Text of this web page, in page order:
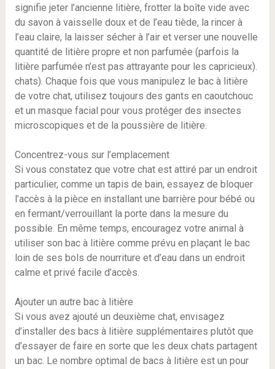
signifie jeter l’ancienne litière, frotter la boîte vide avec
du savon à vaisselle doux et de l’eau tiède, la rincer à
l’eau claire, la laisser sécher à l’air et verser une nouvelle
quantité de litière propre et non parfumée (parfois la
litière parfumée n’est pas attrayante pour les capricieux).
chats). Chaque fois que vous manipulez le bac à litière
de votre chat, utilisez toujours des gants en caoutchouc
et un masque facial pour vous protéger des insectes
microscopiques et de la poussière de litière.
Concentrez-vous sur l’emplacement
Si vous constatez que votre chat est attiré par un endroit
particulier, comme un tapis de bain, essayez de bloquer
l’accès à la pièce en installant une barrière pour bébé ou
en fermant/verrouillant la porte dans la mesure du
possible. En même temps, encouragez votre animal à
utiliser son bac à litière comme prévu en plaçant le bac
loin de ses bols de nourriture et d’eau dans un endroit
calme et privé facile d’accès.
Ajouter un autre bac à litière
Si vous avez ajouté un deuxième chat, envisagez
d’installer des bacs à litière supplémentaires plutôt que
d’essayer de faire en sorte que les deux chats partagent
un bac. Le nombre optimal de bacs à litière est un pour